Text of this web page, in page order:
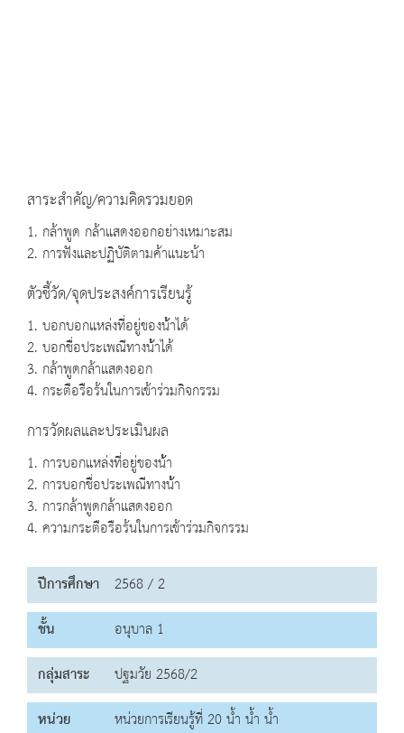
สาระสำคัญ/ความคิดรวมยอด
1. กล้าพูด กล้าแสดงออกอย่างเหมาะสม
2. การฟังและปฏิบัติตามค้าแนะน้า
ตัวชี้วัด/จุดประสงค์การเรียนรู้
1. บอกบอกแหล่งที่อยู่ของน้้าได้
2. บอกชื่อประเพณีทางน้้าได้
3. กล้าพูดกล้าแสดงออก
4. กระตือรือร้นในการเข้าร่วมกิจกรรม
การวัดผลและประเมินผล
1. การบอกแหล่งที่อยู่ของน้้า
2. การบอกชื่อประเพณีทางน้้า
3. การกล้าพูดกล้าแสดงออก
4. ความกระตือรือร้นในการเข้าร่วมกิจกรรม
ปีการศึกษา 2568 / 2
ชั้น
อนุบาล 1
กลุ่มสาระ
ปฐมวัย 2568/2
หน่วย
หน่วยการเรียนรู้ที่ 20 น้ำ น้ำ น้ำ